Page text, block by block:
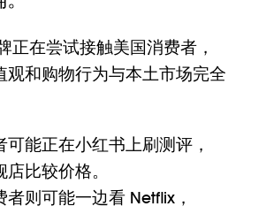
正在尝试接触美国消费者，
观和购物行为与本土市场完全
可能正在小红书上刷测评，
比较价格。
者则可能一边看 Netflix ，